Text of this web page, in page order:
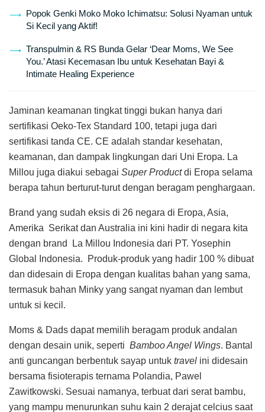
Popok Genki Moko Moko Ichimatsu: Solusi Nyaman untuk
Si Kecil yang Aktif!
Transpulmin & RS Bunda Gelar ‘Dear Moms, We See
You.’ Atasi Kecemasan Ibu untuk Kesehatan Bayi &
Intimate Healing Experience
Jaminan keamanan tingkat tinggi bukan hanya dari
sertifikasi Oeko-Tex Standard 100, tetapi juga dari
sertifikasi tanda CE. CE adalah standar kesehatan,
keamanan, dan dampak lingkungan dari Uni Eropa. La
Millou juga diakui sebagai Super Productdi Eropa selama
berapa tahun berturut-turut dengan beragam penghargaan.
Brand yang sudah eksis di 26 negara di Eropa, Asia,
Amerika Serikat dan Australia ini kini hadir di negara kita
dengan brand La Millou Indonesia dari PT. Yosephin
Global Indonesia. Produk-produk yang hadir 100 % dibuat
dan didesain di Eropa dengan kualitas bahan yang sama,
termasuk bahan Minky yang sangat nyaman dan lembut
untuk si kecil.
Moms & Dads dapat memilih beragam produk andalan
dengan desain unik, seperti Bamboo Angel Wings. Bantal
anti guncangan berbentuk sayap untuk travel ini didesain
bersama fisioterapis ternama Polandia, Pawel
Zawitkowski. Sesuai namanya, terbuat dari serat bambu,
yang mampu menurunkan suhu kain 2 derajat celcius saat